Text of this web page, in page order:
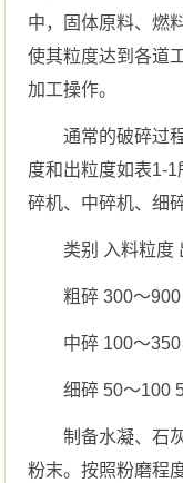
中，固体原料、燃
使其粒度达到各道
加工操作。
通常的破碎过
度和出粒度如表1-
碎机、中碎机、细
类别 入料粒度
粗碎 300～
中碎 100～
细碎 50～100
制备水凝、石
粉末。按照粉磨程